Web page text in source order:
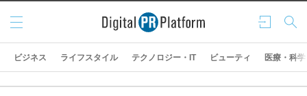
ログ
イン
検索
メニ
ュー
ビジネス ライフスタイル テクノロジー・IT ビューティ 医療・科学